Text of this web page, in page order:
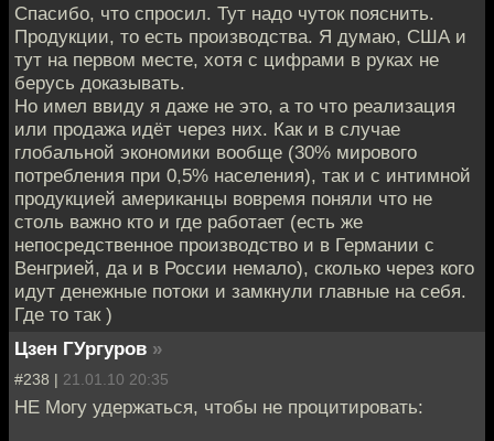
Спасибо, что спросил. Тут надо чуток пояснить.
Продукции, то есть производства. Я думаю, США и
тут на первом месте, хотя с цифрами в руках не
берусь доказывать.
Но имел ввиду я даже не это, а то что реализация
или продажа идёт через них. Как и в случае
глобальной экономики вообще (30% мирового
потребления при 0,5% населения), так и с интимной
продукцией американцы вовремя поняли что не
столь важно кто и где работает (есть же
непосредственное производство и в Германии с
Венгрией, да и в России немало), сколько через кого
идут денежные потоки и замкнули главные на себя.
Где то так )
Цзен ГУргуров »
#238 | 21.01.10 20:35
НЕ Могу удержаться, чтобы не процитировать: